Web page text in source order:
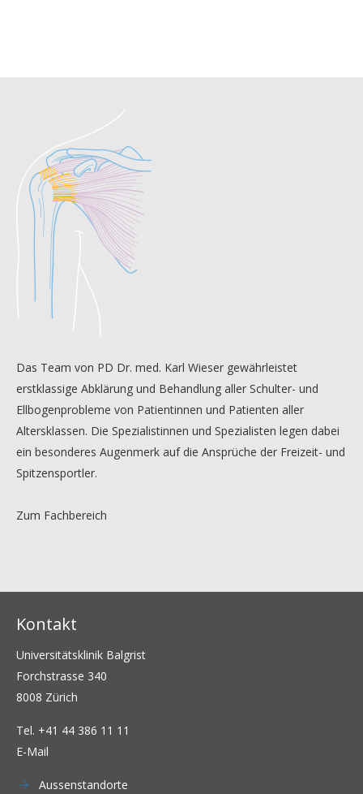
Das Team von PD Dr. med. Karl Wieser gewährleistet
erstklassige Abklärung und Behandlung aller Schulter- und
Ellbogenprobleme von Patientinnen und Patienten aller
Altersklassen. Die Spezialistinnen und Spezialisten legen dabei
ein besonderes Augenmerk auf die Ansprüche der Freizeit- und
Spitzensportler.
Zum Fachbereich
Kontakt
Universitätsklinik Balgrist
Forchstrasse 340
8008 Zürich
Tel. +41 44 386 11 11
E-Mail
Aussenstandorte